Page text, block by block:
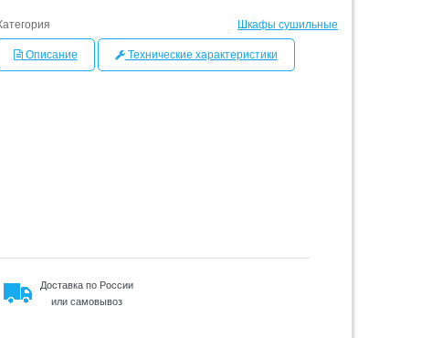
Шкафы сушильные
Описание Технические характеристики
Доставка по России
или самовывоз